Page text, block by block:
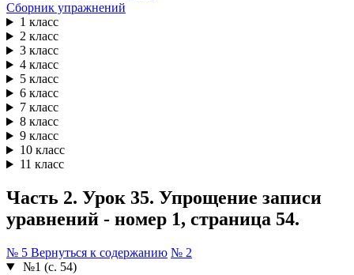
Сборник упражнений
1 класс
2 класс
3 класс
4 класс
5 класс
6 класс
7 класс
8 класс
9 класс
10 класс
11 класс
Часть 2. Урок 35. Упрощение записи
уравнений - номер 1, страница 54.
№ 5 Вернуться к содержанию № 2
№1 (с. 54)